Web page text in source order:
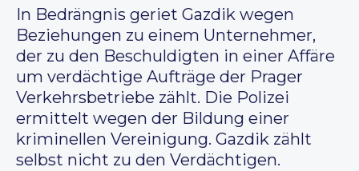
In Bedrängnis geriet Gazdik wegen
Beziehungen zu einem Unternehmer,
der zu den Beschuldigten in einer Affäre
um verdächtige Aufträge der Prager
Verkehrsbetriebe zählt. Die Polizei
ermittelt wegen der Bildung einer
kriminellen Vereinigung. Gazdik zählt
selbst nicht zu den Verdächtigen.